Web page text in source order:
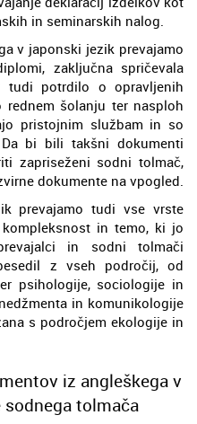
in seminarskih nalog.
v japonski jezik prevajamo
zaključna spričevala
potrdilo o opravljenih
šolanju ter nasploh
pristojnim službam in so
bi bili takšni dokumenti
zapriseženi sodni tolmač,
dokumente na vpogled.
prevajamo tudi vse vrste
in temo, ki jo
in sodni tolmači
z vseh področij, od
psihologije, sociologije in
in komunikologije
s področjem ekologije in
iz angleškega v
tolmača